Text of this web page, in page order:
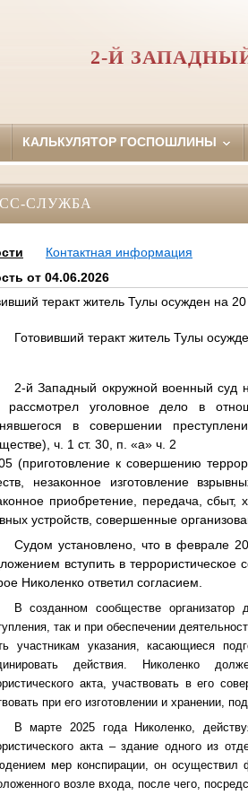
2-Й
КАЛЬКУЛЯТОР ГОСПОШЛИНЫ
СЛУЖБА
Контактная информация
от 04.06.2026
теракт житель Тулы осужден на
Готовивший теракт житель Тулы
2-й Западный окружной военный суд
рассмотрел уголовное дело в
в совершении
ч. 1 ст. 30, п. «а» ч. 2
(приготовление к совершению
незаконное изготовление
приобретение, передача,
устройств, совершенные
Судом установлено, что в феврале
вступить в террористическое
Николенко ответил согласием.
В созданном сообществе
так и при обеспечении
участникам указания, касающиеся
действия. Николенко
акта, участвовать в его
при его изготовлении и хранении,
В марте 2025 года Николенко,
акта – здание одного из
мер конспирации, он осуществил
возле входа, после чего,